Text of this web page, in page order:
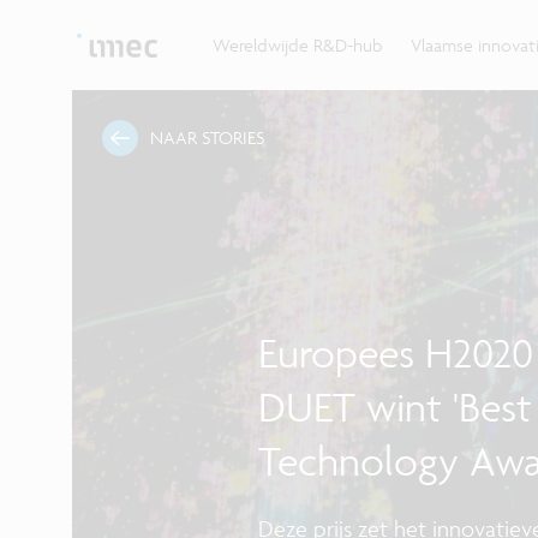
Wereldwijde R&D-hub Vlaamse
bedrijven, overheden en universiteiten.
NAAR STORIES
Europees
DUET wint
Technology
Deze prijs zet het